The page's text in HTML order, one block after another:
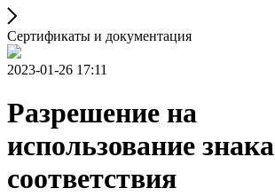
Сертификаты и документация
2023-01-26 17:11
Разрешение на
использование знака
соответствия